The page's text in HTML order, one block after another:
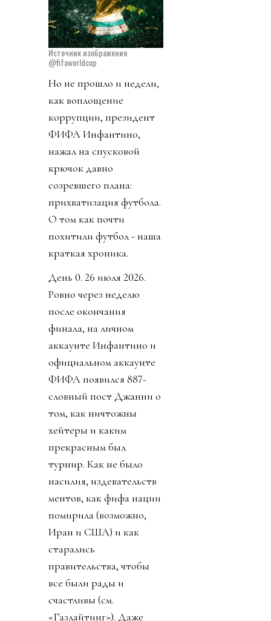
Источник изображения
@fifaworldcup
Но не прошло и недели,
как воплощение
коррупции, президент
ФИФА Инфантино,
нажал на спусковой
крючок давно
созревшего плана:
прихватизация футбола.
О том как почти
похитили футбол - наша
краткая хроника.
День 0. 26 июля 2026.
Ровно через неделю
после окончания
финала, на личном
аккаунте Инфантино и
официальном аккаунте
ФИФА появился 887-
словный пост Джанни о
том, как ничтожны
хейтеры и каким
прекрасным был
турнир. Как не было
насилия, издевательств
ментов, как фифа нации
помирила (возможно,
Иран и США) и как
старались
правительства, чтобы
все были рады и
счастливы (см.
«Газлайтинг»). Даже